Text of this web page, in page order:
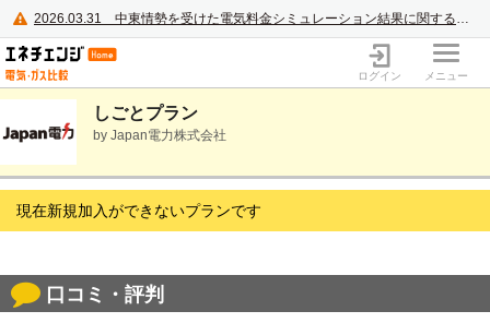
2026.03.31 中東情勢を受けた電気料金シミュレーション結果に関するご案内
電力・ガス比較サイト エネチェンジ
ログイン メニュー
しごとプラン
by Japan電力株式会社
現在新規加入ができないプランです
口コミ・評判